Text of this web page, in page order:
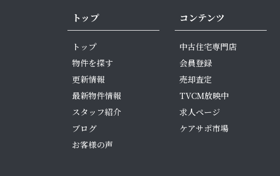
トップ
トップ
物件を探す
更新情報
最新物件情報
スタッフ紹介
ブログ
お客様の声
コンテンツ
中古住宅専門店
会員登録
売却査定
TVCM放映中
求人ページ
ケアサポ市場